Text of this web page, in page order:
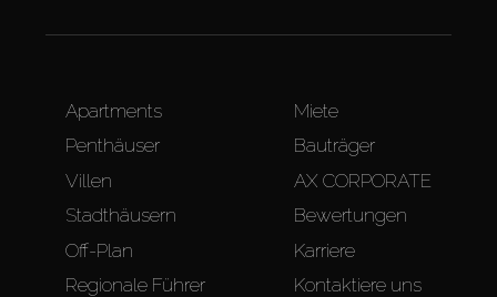
Apartments
Penthäuser
Villen
Stadthäusern
Off-Plan
Regionale Führer
Miete
Bauträger
AX CORPORATE
Bewertungen
Karriere
Kontaktiere uns